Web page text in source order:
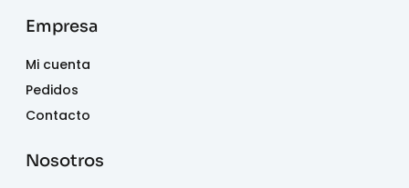
Empresa
Mi cuenta
Pedidos
Contacto
Nosotros